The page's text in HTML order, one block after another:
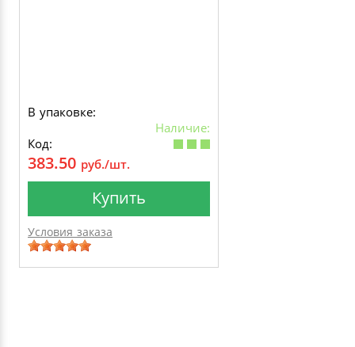
В упаковке:
Наличие:
Код:
383.50 руб./шт.
Купить
Условия заказа